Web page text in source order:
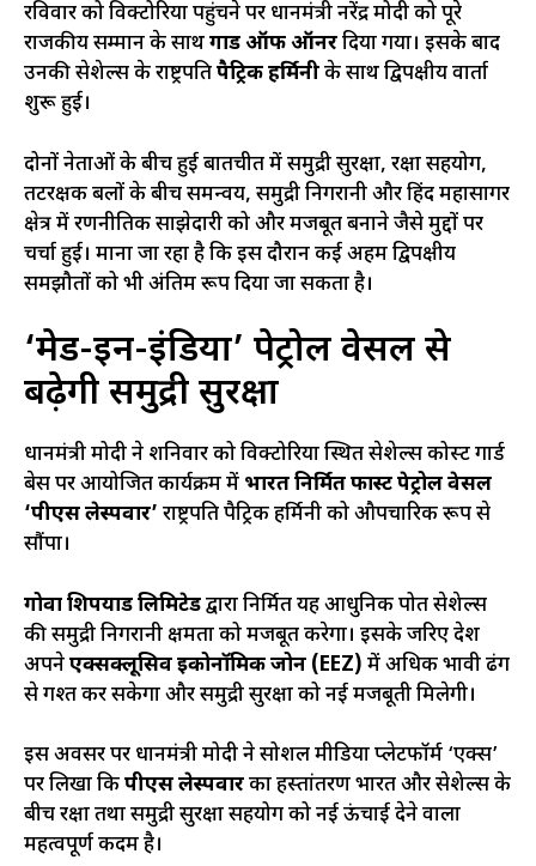
रविवार को विक्टोरिया पहुंचने पर प्रधानमंत्री नरेंद्र मोदी को पूरे
राजकीय सम्मान के साथगार्ड ऑफ ऑनरदिया गया। इसके बाद
उनकी सेशेल्स के राष्ट्रपतिपैट्रिक हर्मिनीके साथ द्विपक्षीय वार्ता
शुरू हुई।
दोनों नेताओं के बीच हुई बातचीत में समुद्री सुरक्षा, रक्षा सहयोग,
तटरक्षक बलों के बीच समन्वय, समुद्री निगरानी और हिंद महासागर
क्षेत्र में रणनीतिक साझेदारी को और मजबूत बनाने जैसे मुद्दों पर
चर्चा हुई। माना जा रहा है कि इस दौरान कई अहम द्विपक्षीय
समझौतों को भी अंतिम रूप दिया जा सकता है।
‘मेड-इन-इंडिया’ पेट्रोल वेसल से
बढ़ेगी समुद्री सुरक्षा
प्रधानमंत्री मोदी ने शनिवार को विक्टोरिया स्थित सेशेल्स कोस्ट गार्ड
बेस पर आयोजित कार्यक्रम में भारत निर्मित फास्ट पेट्रोल वेसल
‘पीएस लेस्पवार’ राष्ट्रपति पैट्रिक हर्मिनी को औपचारिक रूप से
सौंपा।
गोवा शिपयार्ड लिमिटेडद्वारा निर्मित यह आधुनिक पोत सेशेल्स
की समुद्री निगरानी क्षमता को मजबूत करेगा। इसके जरिए देश
अपनेएक्सक्लूसिव इकोनॉमिक जोन (EEZ) में अधिक प्रभावी ढंग
से गश्त कर सकेगा और समुद्री सुरक्षा को नई मजबूती मिलेगी।
इस अवसर पर प्रधानमंत्री मोदी ने सोशल मीडिया प्लेटफॉर्म ‘एक्स’
पर लिखा किपीएस लेस्पवारका हस्तांतरण भारत और सेशेल्स के
बीच रक्षा तथा समुद्री सुरक्षा सहयोग को नई ऊंचाई देने वाला
महत्वपूर्ण कदम है।